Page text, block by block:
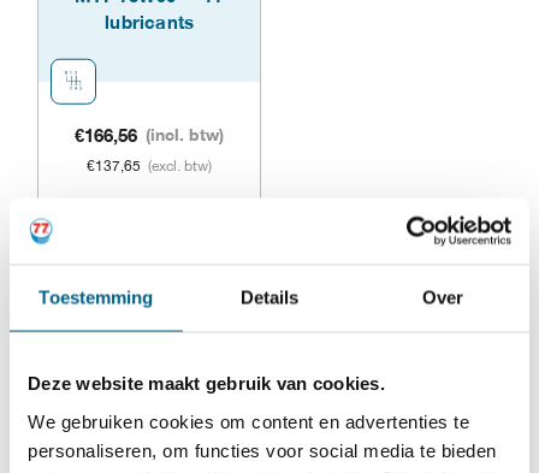
Toestemming Details Over
Deze website maakt gebruik van cookies.
We gebruiken cookies om content en advertenties te
personaliseren, om functies voor social media te bieden
de
lubricants
€166,56 (incl. btw)
€137,65 (excl. btw)
heeft
variaties.
75W90?
Eenversnellingsbakolie 75w90ook wel